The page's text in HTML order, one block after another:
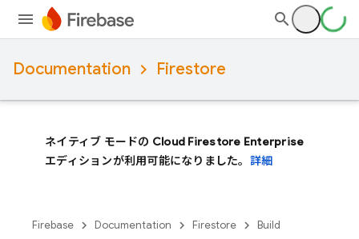
Documentation Firestore
ネイティブ モードの Cloud Firestore Enterprise
エディションが利用可能になりました。 詳細
Firebase Documentation Firestore Build